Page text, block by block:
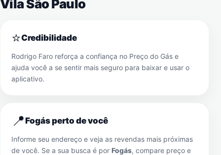
Vila São Paulo
⭐Credibilidade
Rodrigo Faro reforça a confiança no Preço do Gás e
ajuda você a se sentir mais seguro para baixar e usar o
aplicativo.
📍Fogás perto de você
Informe seu endereço e veja as revendas mais próximas
de você. Se a sua busca é por Fogás, compare preço e